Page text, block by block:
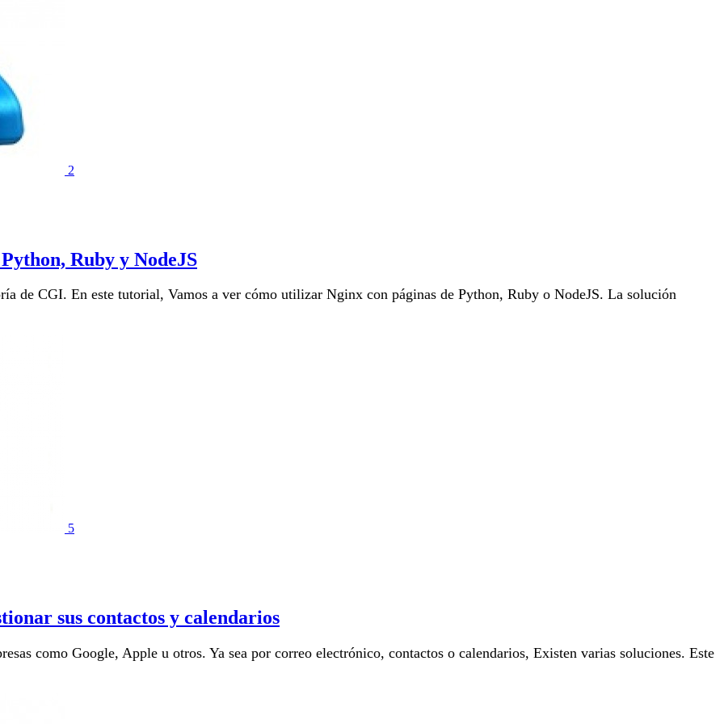
2
Ruby y NodeJS
de CGI. En este tutorial, Vamos a ver cómo utilizar Nginx con páginas de Python, Ruby o NodeJS. La solución
5
sus contactos y calendarios
como Google, Apple u otros. Ya sea por correo electrónico, contactos o calendarios, Existen varias soluciones. Este